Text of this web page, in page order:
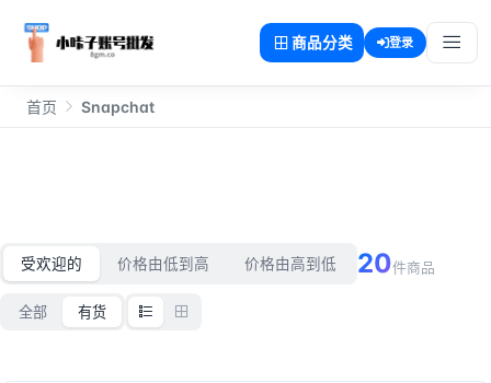
商品分类 登录
首页 Snapchat
Snapchat
受欢迎的 价格由低到高 价格由高到低 20件商品
全部 有货